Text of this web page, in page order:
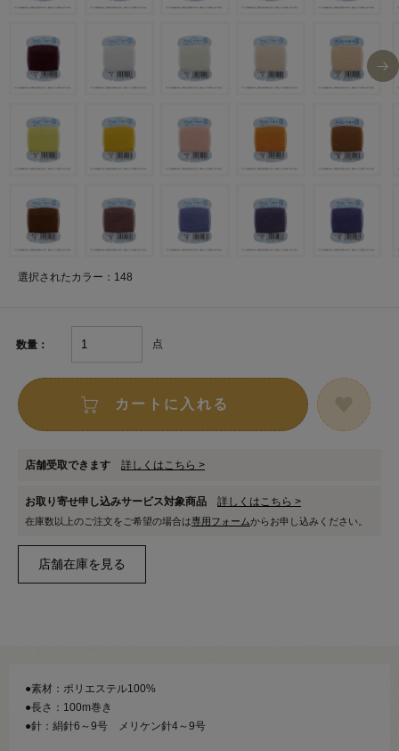
選択されたカラー：148
数量： 点
カートに入れる
店舗受取できます 詳しくはこちら >
お取り寄せ申し込みサービス対象商品 詳しくはこちら >
在庫数以上のご注文をご希望の場合は専用フォームからお申し込みください。
●素材：ポリエステル100%
●長さ：100m巻き
●針：絹針6～9号 メリケン針4～9号